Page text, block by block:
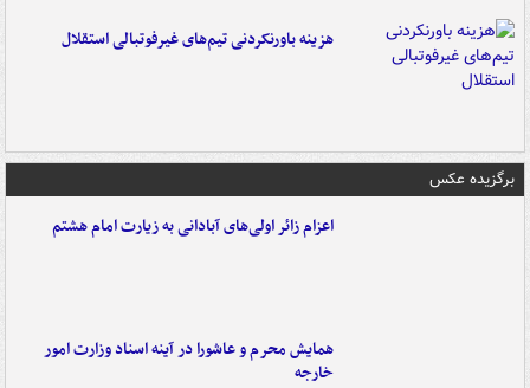
هزینه باورنکردنی تیم‌های غیرفوتبالی استقلال
برگزیده عکس
اعزام زائر اولی‌های آبادانی به زیارت امام هشتم
همایش محرم و عاشورا در آینه اسناد وزارت امور
خارجه